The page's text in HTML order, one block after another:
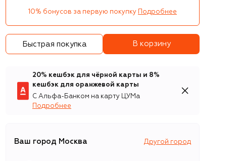
10% бонусов за первую покупку Подробнее
Быстрая покупка В корзину
20% кешбэк для чёрной карты и 8%
кешбэк для оранжевой карты
С Альфа-Банком на карту ЦУМа
Подробнее
Ваш город Москва Другой город